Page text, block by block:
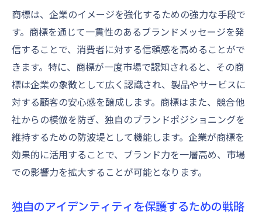
商標選定が成功を左右する理由
識別力の高い商標選定のポイント
他社との類似回避を考慮した商標選定
市場ニーズを反映した商標決定の方法
商標選定がブランドの未来を左右する理由
消費者に共感される商標の選び方
商標選定時に知っておくべき法的注意点
特許庁審査基準をクリアする出願書類作成のポ
イント
正確な商標出願書類作成のステップ
商標は、企業のイメージを強化するための強力な手段で
す。商標を通じて一貫性のあるブランドメッセージを発
信することで、消費者に対する信頼感を高めることがで
きます。特に、商標が一度市場で認知されると、その商
標は企業の象徴として広く認識され、製品やサービスに
対する顧客の安心感を醸成します。商標はまた、競合他
社からの模倣を防ぎ、独自のブランドポジショニングを
維持するための防波堤として機能します。企業が商標を
効果的に活用することで、ブランド力を一層高め、市場
での影響力を拡大することが可能となります。
独自のアイデンティティを保護するための戦略